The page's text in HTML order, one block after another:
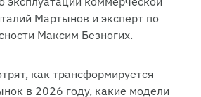
Мартынов и эксперт по
Максим Безногих.
как трансформируется
в 2026 году, какие модели